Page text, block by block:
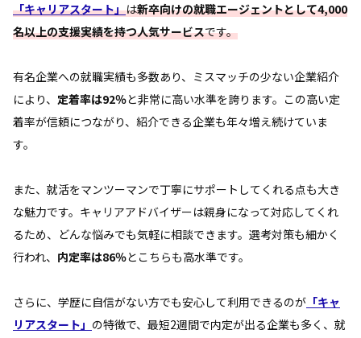
「キャリアスタート」は新卒向けの就職エージェントとして4,000
名以上の支援実績を持つ人気サービスです。
有名企業への就職実績も多数あり、ミスマッチの少ない企業紹介
により、 定着率は92％と非常に高い水準を誇ります。この高い定
着率が信頼につながり、紹介できる企業も年々増え続けていま
す。
また、就活をマンツーマンで丁寧にサポートしてくれる点も大き
な魅力です。キャリアアドバイザーは親身になって対応してくれ
るため、どんな悩みでも気軽に相談できます。選考対策も細かく
行われ、 内定率は86％とこちらも高水準です。
さらに、学歴に自信がない方でも安心して利用できるのが 「キャ
リアスタート」 の特徴で、最短2週間で内定が出る企業も多く、就